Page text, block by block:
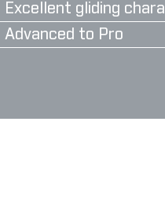
Excellent gliding
Advanced to Pro